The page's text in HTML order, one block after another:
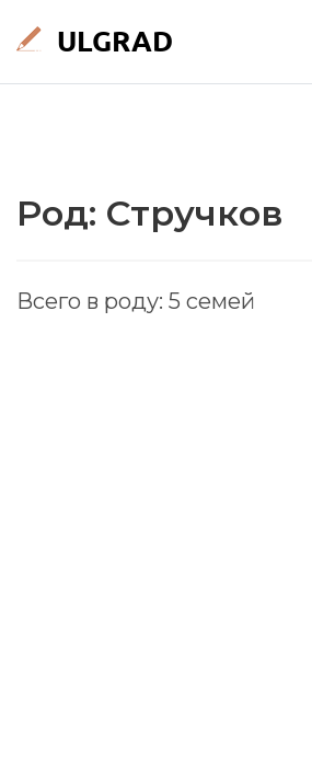
Род: Стручков
Всего в роду: 5 семей